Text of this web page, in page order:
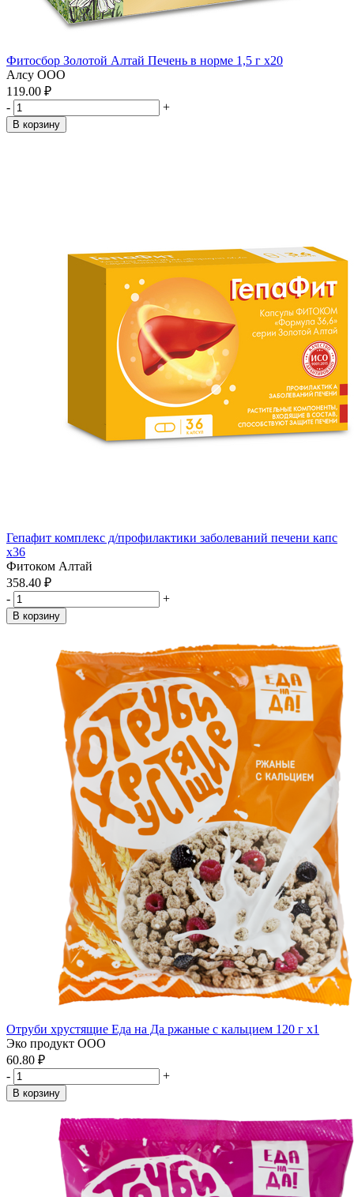
Фитосбор Золотой Алтай Печень в норме 1,5 г x20
Алсу ООО
119.00 ₽
-
+
В корзину
Гепафит комплекс д/профилактики заболеваний печени капс
x36
Фитоком Алтай
358.40 ₽
-
+
В корзину
Отруби хрустящие Еда на Да ржаные с кальцием 120 г x1
Эко продукт ООО
60.80 ₽
-
+
В корзину